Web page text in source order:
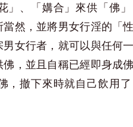
」、「媾合」來供「佛
當然，並將男女行淫的「
女行者，就可以與任何
，並且自稱已經即身成
，撤下來時就自己飲用